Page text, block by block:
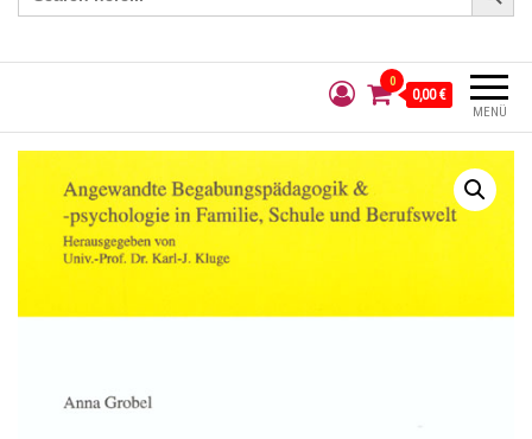
MENÜ
0
0,00 €